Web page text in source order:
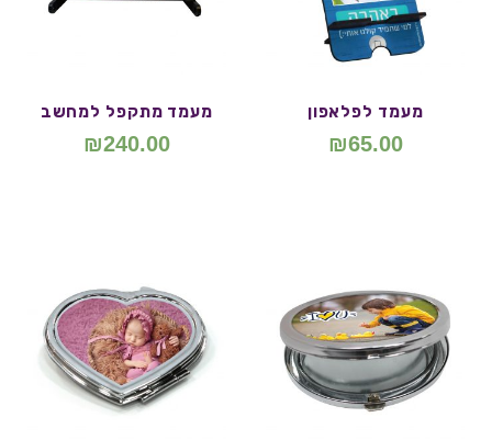
מעמד לפלאפון
₪65.00
מעמד מתקפל למחשב
₪240.00